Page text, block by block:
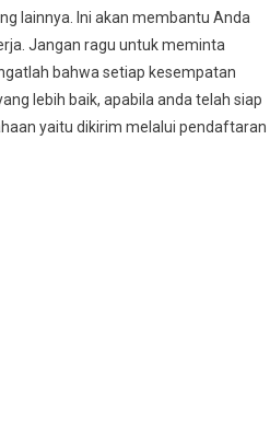
lainnya. Ini akan membantu Anda
Jangan ragu untuk meminta
bahwa setiap kesempatan
lebih baik, apabila anda telah siap
yaitu dikirim melalui pendaftaran